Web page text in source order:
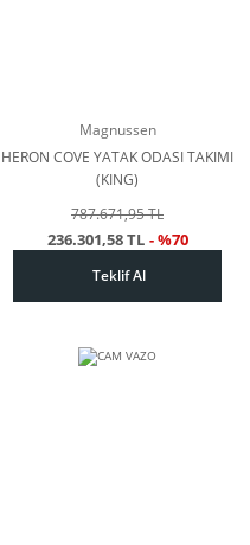
Magnussen
HERON COVE YATAK ODASI TAKIMI
(KING)
787.671,95 TL
236.301,58 TL - %70
Teklif Al